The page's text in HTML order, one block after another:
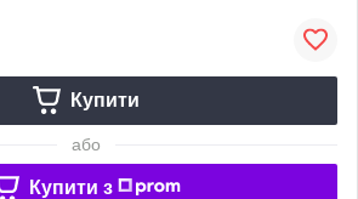
Купити
або
Купити з